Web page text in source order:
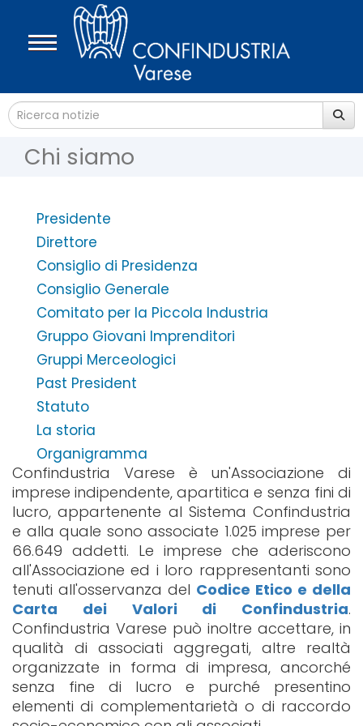
Chi siamo
Presidente
Direttore
Consiglio di Presidenza
Consiglio Generale
Comitato per la Piccola Industria
Gruppo Giovani Imprenditori
Gruppi Merceologici
Past President
Statuto
La storia
Organigramma
Confindustria Varese è un'Associazione di
imprese indipendente, apartitica e senza fini di
lucro, appartenente al Sistema Confindustria
e alla quale sono associate 1.025 imprese per
66.649 addetti. Le imprese che aderiscono
all'Associazione ed i loro rappresentanti sono
tenuti all'osservanza del Codice Etico e della
Carta dei Valori di Confindustria.
Confindustria Varese può inoltre accettare, in
qualità di associati aggregati, altre realtà
organizzate in forma di impresa, ancorché
senza fine di lucro e purché presentino
elementi di complementarietà o di raccordo